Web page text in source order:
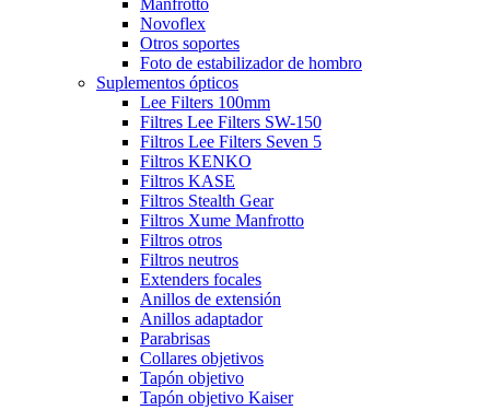
Manfrotto
Novoflex
Otros soportes
Foto de estabilizador de hombro
Suplementos ópticos
Lee Filters 100mm
Filtres Lee Filters SW-150
Filtros Lee Filters Seven 5
Filtros KENKO
Filtros KASE
Filtros Stealth Gear
Filtros Xume Manfrotto
Filtros otros
Filtros neutros
Extenders focales
Anillos de extensión
Anillos adaptador
Parabrisas
Collares objetivos
Tapón objetivo
Tapón objetivo Kaiser